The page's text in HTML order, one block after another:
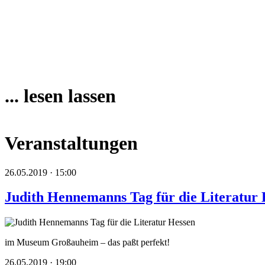
... lesen lassen
Veranstaltungen
26.05.2019 · 15:00
Judith Hennemanns Tag für die Literatur
im Museum Großauheim – das paßt perfekt!
26.05.2019 · 19:00